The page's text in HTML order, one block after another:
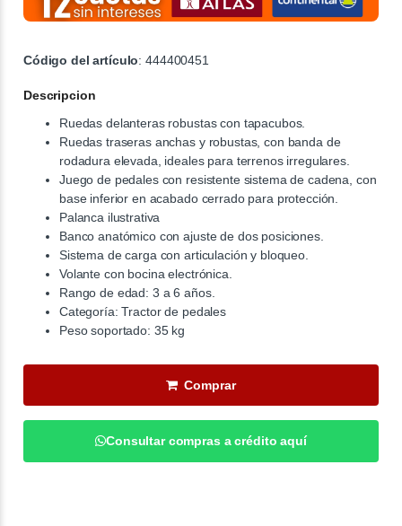
Código del artículo: 444400451
Descripcion
Ruedas delanteras robustas con tapacubos.
Ruedas traseras anchas y robustas, con banda de
rodadura elevada, ideales para terrenos irregulares.
Juego de pedales con resistente sistema de cadena, con
base inferior en acabado cerrado para protección.
Palanca ilustrativa
Banco anatómico con ajuste de dos posiciones.
Sistema de carga con articulación y bloqueo.
Volante con bocina electrónica.
Rango de edad: 3 a 6 años.
Categoría: Tractor de pedales
Peso soportado: 35 kg
Comprar
Consultar compras a crédito aquí